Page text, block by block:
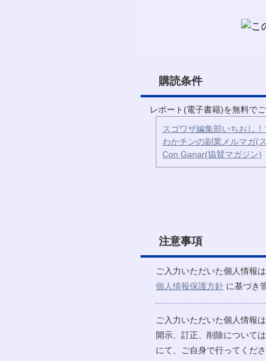
購読条件
レポート(電子書籍)を無料で
スゴワザ編集部いちおし
わかチンの副業メルマガ(
Con Ganar(協賛マガジン)
注意事項
ご入力いただいた個人情報
個人情報保護方針 に基づき
ご入力いただいた個人情報
開示、訂正、削除について
にて、ご自身で行ってくだ